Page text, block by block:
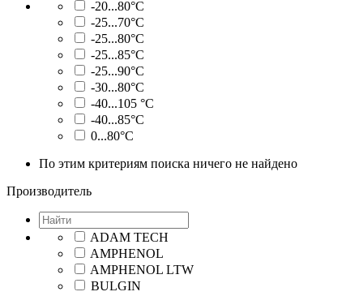
-20...80°C
-25...70°C
-25...80°C
-25...85°C
-25...90°C
-30...80°C
-40...105 °C
-40...85°C
0...80°C
По этим критериям поиска ничего не найдено
Производитель
ADAM TECH
AMPHENOL
AMPHENOL LTW
BULGIN